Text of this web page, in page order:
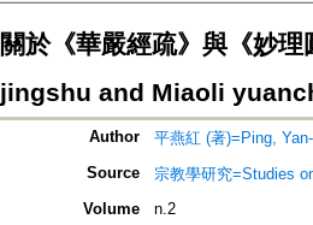
關於《華嚴經疏》與《妙
jingshu and Miaoli
Author
平燕紅 (著)=Ping,
Source
宗教學研究=Studies
Volume
n.2